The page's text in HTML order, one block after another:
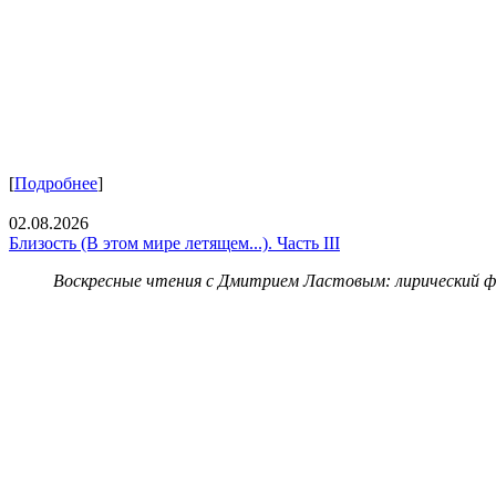
[Подробнее]
02.08.2026
Близость (В этом мире летящем...). Часть III
Воскресные чтения с Дмитрием Ластовым: лирический